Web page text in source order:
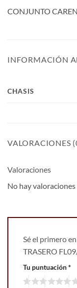
CONJUNTO
INFORMACIÓN
CHASIS
VALORACIONES
Valoraciones
No hay valoraciones
Sé el primero
TRASERO
Tu puntuación*